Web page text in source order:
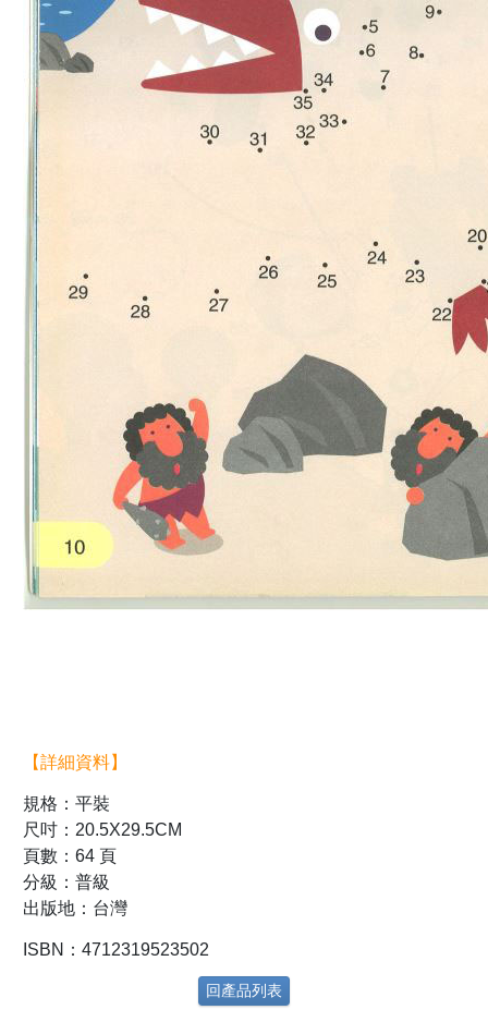
【詳細資料】
規格：平裝
尺吋：20.5X29.5CM
頁數：64 頁
分級：普級
出版地：台灣
ISBN：4712319523502
回產品列表